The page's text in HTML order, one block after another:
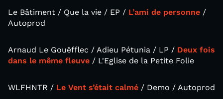
Le Bâtiment / Que la vie / EP / L’ami de personne /
Autoprod
Arnaud Le Gouëfflec / Adieu Pétunia / LP / Deux fois
dans le même fleuve / L'Eglise de la Petite Folie
WLFHNTR / Le Vent s’était calmé / Demo / Autoprod